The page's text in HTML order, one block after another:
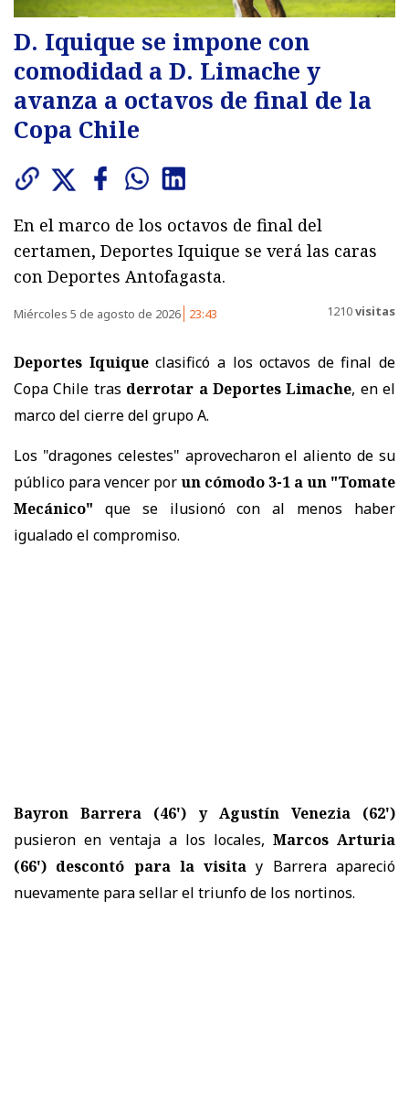
D. Iquique se impone con
comodidad a D. Limache y
avanza a octavos de final de la
Copa Chile
En el marco de los octavos de final del
certamen, Deportes Iquique se verá las caras
con Deportes Antofagasta.
Miércoles 5 de agosto de 2026 23:43 1210visitas
Deportes Iquiqueclasificó a los octavos de final de
Copa Chile tras derrotar a Deportes Limache, en el
marco del cierre del grupo A.
Los "dragones celestes" aprovecharon el aliento de su
público para vencer porun cómodo 3-1 a un "Tomate
Mecánico" que se ilusionó con al menos haber
igualado el compromiso.
Bayron Barrera (46') y Agustín Venezia (62')
pusieron en ventaja a los locales, Marcos Arturia
(66') descontó para la visita y Barrera apareció
nuevamente para sellar el triunfo de los nortinos.